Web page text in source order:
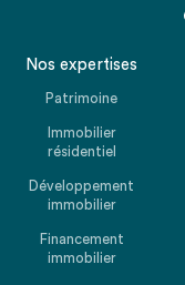
Nos expertises
Patrimoine
Immobilier
résidentiel
Développement
immobilier
Financement
immobilier